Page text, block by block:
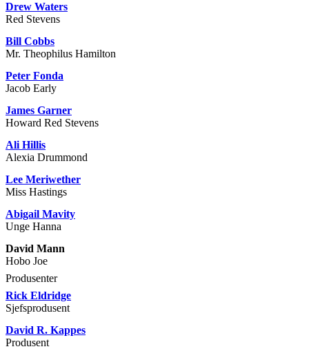
Drew Waters
Red Stevens
Bill Cobbs
Mr. Theophilus Hamilton
Peter Fonda
Jacob Early
James Garner
Howard Red Stevens
Ali Hillis
Alexia Drummond
Lee Meriwether
Miss Hastings
Abigail Mavity
Unge Hanna
David Mann
Hobo Joe
Produsenter
Rick Eldridge
Sjefsprodusent
David R. Kappes
Produsent